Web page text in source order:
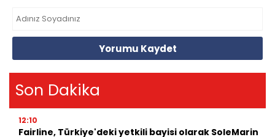
Yorumu Kaydet
Son Dakika
12:10
Fairline, Türkiye'deki yetkili bayisi olarak SoleMarin